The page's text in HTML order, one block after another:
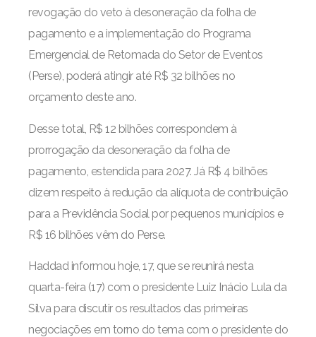
revogação do veto à desoneração da folha de
pagamento e a implementação do Programa
Emergencial de Retomada do Setor de Eventos
(Perse), poderá atingir até R$ 32 bilhões no
orçamento deste ano.
Desse total, R$ 12 bilhões correspondem à
prorrogação da desoneração da folha de
pagamento, estendida para 2027. Já R$ 4 bilhões
dizem respeito à redução da alíquota de contribuição
para a Previdência Social por pequenos municípios e
R$ 16 bilhões vêm do Perse.
Haddad informou hoje, 17, que se reunirá nesta
quarta-feira (17) com o presidente Luiz Inácio Lula da
Silva para discutir os resultados das primeiras
negociações em torno do tema com o presidente do